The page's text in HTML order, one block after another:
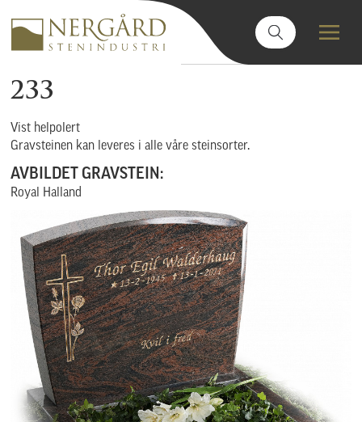
233
Vist helpolert
Gravsteinen kan leveres i alle våre steinsorter.
AVBILDET GRAVSTEIN:
Royal Halland